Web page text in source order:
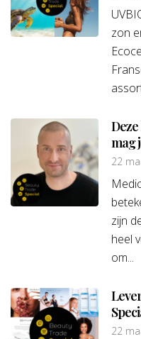
zon
mag
22
zijn
heel
om...
Special: Welke
22